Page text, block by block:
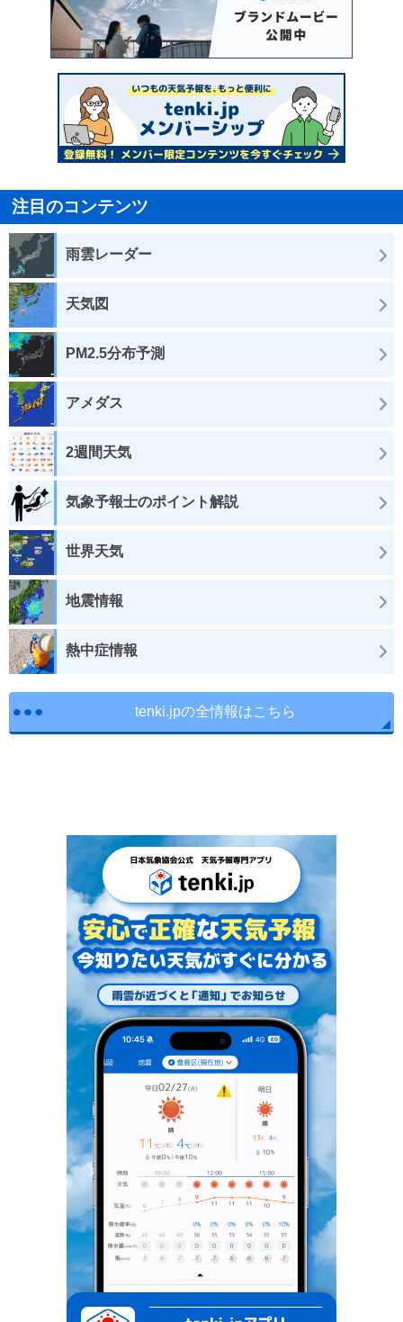
注目のコンテンツ
雨雲レーダー
天気図
PM2.5分布予測
アメダス
2週間天気
気象予報士のポイント解説
世界天気
地震情報
熱中症情報
tenki.jpの全情報はこちら